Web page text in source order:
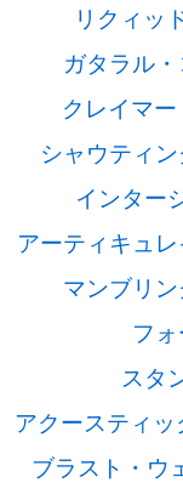
リクィッ
ガタラル
クレイマー
シャウティ
インター
アーティキュ
マンブリ
フ
スタ
アクースティ
ブラスト・ウ